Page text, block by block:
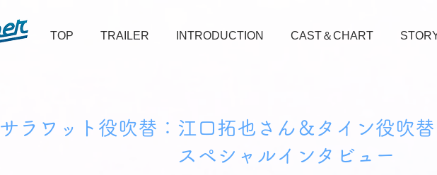
TOP TRAILER INTRODUCTION CAST＆CHART
サラワット役吹替：江口拓也さん＆タイン役吹
スペシャルインタビュー